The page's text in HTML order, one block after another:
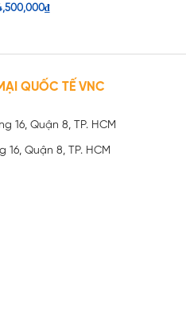
₫
QUỐC TẾ VNC
16, Quận 8, TP. HCM
16, Quận 8, TP. HCM